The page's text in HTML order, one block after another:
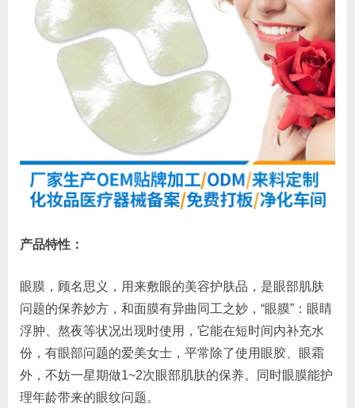
产品特性：
眼膜，顾名思义，用来敷眼的美容护肤品，是眼部肌肤
问题的保养妙方，和面膜有异曲同工之妙，“眼膜”：眼睛
浮肿、熬夜等状况出现时使用，它能在短时间内补充水
份，有眼部问题的爱美女士，平常除了使用眼胶、眼霜
外，不妨一星期做1~2次眼部肌肤的保养。同时眼膜能护
理年龄带来的眼纹问题。